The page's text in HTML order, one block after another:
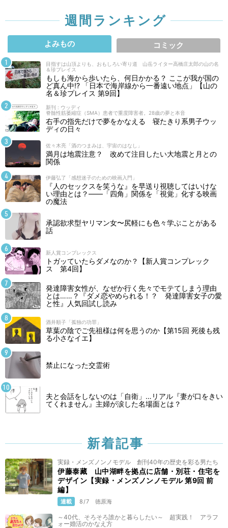
週間ランキング
よみもの コミック
目指すは山頂よりも、おもしろい寄り道 山岳ライター高橋庄太郎の山の名
＆珍プレイス
もしも海から歩いたら、何日かかる？ ここが我が国の
ど真ん中!? 「日本で海岸線から一番遠い地点」【山の
名＆珍プレイス 第9回】
新刊 : ウッディ
脊髄性筋萎縮症（SMA）患者で重度障害者。28歳の夢と本音
右手の指先だけで夢をかなえる 寝たきり系男子ウッ
ディの日々
佐々木亮「酒のつまみは、宇宙のはなし」
満月は地震注意？ 改めて注目したい大地震と月との
関係
伊藤弘了「感想迷子のための映画入門」
『人のセックスを笑うな』を早送り視聴してはいけな
い理由とは？――「四角」関係を「視覚」化する映画
の魔法
承認欲求型ヤリマン女〜尻軽にも色々学ぶことがある
話
新人賞コンプレックス
トガッていたらダメなのか？【新人賞コンプレック
ス 第4回】
発達障害女性が、なぜか行く先々でモテてしまう理由
とは……？『ダメ恋やめられる！？ 発達障害女子の愛
と性』人気回試し読み
酒井順子「孤独の功罪」
草葉の陰でご先祖様は何を思うのか【第15回 死後も残
る小さなイエ】
禁止になった交霊術
夫と会話をしないのは「自衛」…リアル『妻が口をきい
てくれません』主婦が涙した名場面とは？
新着記事
実録・メンズノンノモデル 創刊40年の歴史を彩る男たち
伊藤泰藏 山中湖畔を拠点に店舗・別荘・住宅を
デザイン【実録・メンズノンノモデル 第9回 前
編】
連載 8/7 徳原海
～40代、そろそろ誰かと暮らしたい～ 超実践！ アラフ
ォー婚活のかなえ方